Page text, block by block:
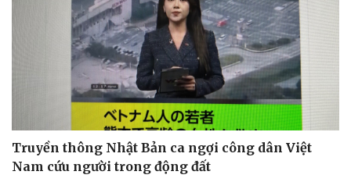
Dinh dưỡng - món ngon
Sản phụ khoa
Nhi khoa
Nam khoa
Đời sống
Nhà đẹp
Blog
Tình yêu - Gia đình
Truyền thông Nhật Bản ca ngợi công dân Việt
Nam cứu người trong động đất